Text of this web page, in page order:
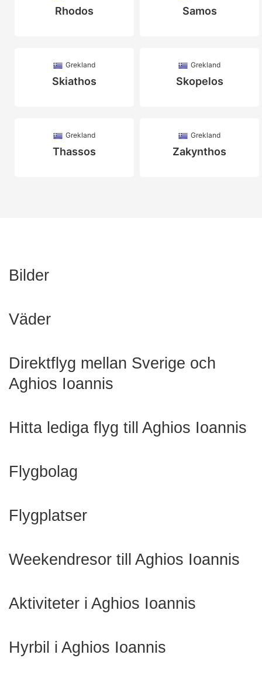
Rhodos Samos
Grekland
Skiathos
Grekland
Skopelos
Grekland
Thassos
Grekland
Zakynthos
Bilder
Väder
Direktflyg mellan Sverige och
Aghios Ioannis
Hitta lediga flyg till Aghios Ioannis
Flygbolag
Flygplatser
Weekendresor till Aghios Ioannis
Aktiviteter i Aghios Ioannis
Hyrbil i Aghios Ioannis